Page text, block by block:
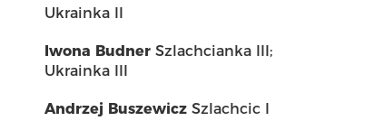
Ukrainka II
Iwona Budner Szlachcianka III;
Ukrainka III
Andrzej Buszewicz Szlachcic I